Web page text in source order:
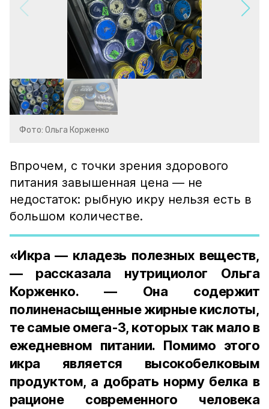
Фото: Ольга Корженко
Впрочем, с точки зрения здорового
питания завышенная цена — не
недостаток: рыбную икру нельзя есть в
большом количестве.
«Икра — кладезь полезных веществ,
— рассказала нутрициолог Ольга
Корженко. — Она содержит
полиненасыщенные жирные кислоты,
те самые омега-3, которых так мало в
ежедневном питании. Помимо этого
икра является высокобелковым
продуктом, а добрать норму белка в
рационе современного человека